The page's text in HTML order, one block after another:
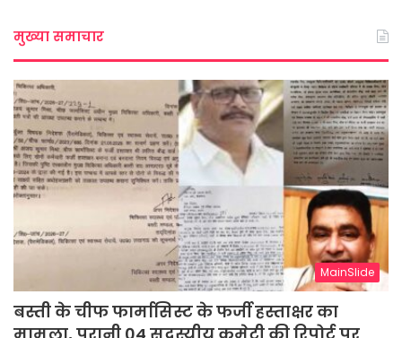
मुख्या समाचार
MainSlide
बस्ती के चीफ फार्मासिस्ट के फर्जी हस्ताक्षर का